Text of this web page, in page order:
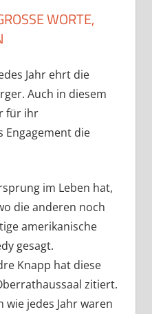
WORTE, S
Jahr ehrt die
Auch in diesem
für ihr
Engagement die
im Leben hat,
die anderen noch
amerikanische
gesagt.
Knapp hat diese
zitiert.
jedes Jahr waren